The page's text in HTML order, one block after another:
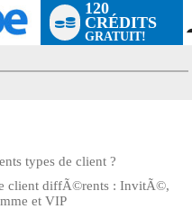
120
CRÉDITS
GRATUIT!
types de client ?
client diffÃ©rents : InvitÃ©,
et VIP